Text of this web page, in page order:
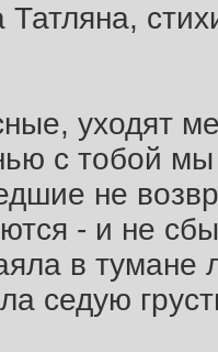
уходят
с тобой мы
не
- и не
в тумане
седую